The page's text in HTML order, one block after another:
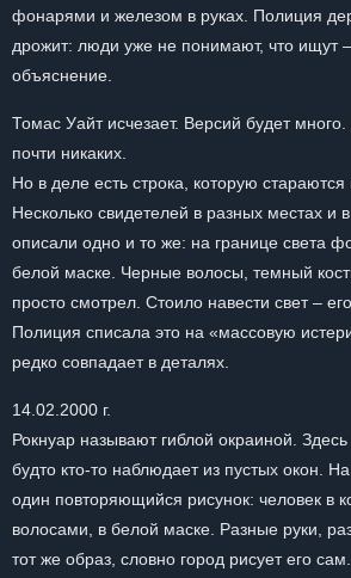
фонарями и железом в руках. Полиция
дрожит: люди уже не понимают, что ищут
объяснение.
Томас Уайт исчезает. Версий будет много.
почти никаких.
Но в деле есть строка, которую стараются
Несколько свидетелей в разных местах и
описали одно и то же: на границе света
белой маске. Черные волосы, темный
просто смотрел. Стоило навести свет –
Полиция списала это на «массовую
редко совпадает в деталях.
14.02.2000 г.
Рокнуар называют гиблой окраиной.
будто кто-то наблюдает из пустых окон.
один повторяющийся рисунок: человек в
волосами, в белой маске. Разные руки,
тот же образ, словно город рисует его сам.